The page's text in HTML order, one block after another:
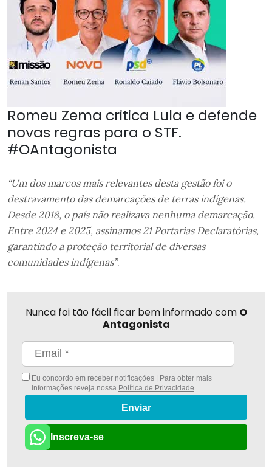
Romeu Zema critica Lula e defende
novas regras para o STF.
#OAntagonista
“Um dos marcos mais relevantes desta gestão foi o
destravamento das demarcações de terras indígenas.
Desde 2018, o país não realizava nenhuma demarcação.
Entre 2024 e 2025, assinamos 21 Portarias Declaratórias,
garantindo a proteção territorial de diversas
comunidades indígenas”.
Nunca foi tão fácil ficar bem informado com O
Antagonista
Eu concordo em receber notificações | Para obter mais
informações reveja nossa Política de Privacidade
Enviar
Inscreva-se